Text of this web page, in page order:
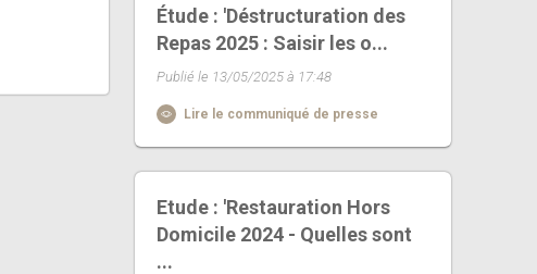
Étude : 'Déstructuration des
Repas 2025 : Saisir les o...
Publié le 13/05/2025 à 17:48
Lire le communiqué de presse
Etude : 'Restauration Hors
Domicile 2024 - Quelles sont
...